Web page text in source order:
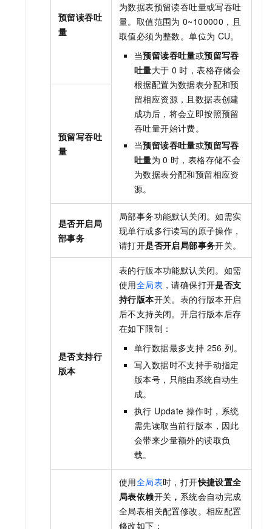
预留读吞吐
量
为数据表预留读吞吐量或写吞吐
量。取值范围为 0~100000，且
取值必须为整数。单位为 CU。
当预留读吞吐量或预留写吞
吐量大于 0 时，表格存储会
根据配置为数据表分配和预
留相应资源，且数据表创建
成功后，将会立即按照预留
吞吐量开始计费。
当预留读吞吐量或预留写吞
吐量为 0 时， 表格存储不会
为数据表分配和预留相应资
源。
预留写吞吐
量
是否开启局
部事务
局部事务功能默认关闭。如需实
现单行或多行读写的原子操作，
请打开是否开启局部事务开关。
是否支持行
版本
表的行版本功能默认关闭。如需
使用全局表 ，请确保打开是否支
持行版本开关。表的行版本开启
后不支持关闭。开启行版本后存
在如下限制：
单行数据最多支持 256 列。
写入数据时不支持手动指定
版本号，只能由系统自动生
成。
执行 Update 操作时，系统
需先读取当前行版本，因此
会带来少量额外的读取负
载。
使用全局表时，打开快捷设置全
局表依赖开关 ， 系统会自动完成
全局表相关配置修改。相应配置
修改如下：